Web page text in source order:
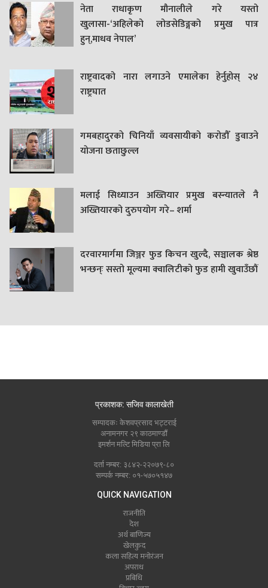
नेता राधाकृण मौनालीले गरे यस्तो
खुलासा-‘अहिलेको लोडसेडिङ्गको प्रमुख पात्र
हुन्,माधव नेपाल’
राष्ट्रवादको नारा लगाउने एमालेका हेर्नुहोस् २४
राष्ट्रघात
गमबहादुरकाे चिनियाँ व्यवसायीको करोडौँ डुवाउने
याेजना छताछुल्ल
मलाई सिध्याउन अख्तियार प्रमुख बस्न्यातले नै
अख्तियारको दुरुपयोग गरे– शर्मा
दरवारमार्गमा जिञ्जर फुड किचन खुल्दै, सञ्चालक श्रेष्ठ
भन्छन्ः सस्तो मूल्यमा क्वालिटीको फुड हामी खुवाउँछौं
प्रकाशक: सजिव कालाखेती
सम्पादकः केशवप्रसाद भट्टराई
अनामनगर २९ काठमाण्डौं
इमर्शन मल्टि मिडिया प्रा लि
दर्ता नम्बर: ३८४२-२२०७९-८०
सम्पर्क नम्बर: ०१-५७०५१४७
QUICK NAVIGATION
राजनीति
देश
अर्थ बाणिज्य
खेलकुद
कला सहित्य मनोरंजन
अपराध
प्रबिधि